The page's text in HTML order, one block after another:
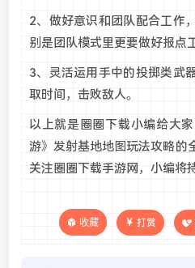
2、做好意识和团队配合工作
别是团队模式里更要做好报点
3、灵活运用手中的投掷类武
取时间，击败敌人。
以上就是圈圈下载小编给大
游》发射基地地图玩法攻略的
关注圈圈下载手游网，小编将
收藏 打赏